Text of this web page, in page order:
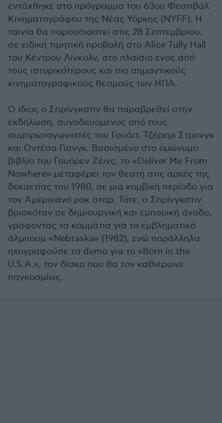
εντάχθηκε στο πρόγραμμα του 63ου Φεστιβάλ
Κινηματογράφου της Νέας Υόρκης (NYFF). Η
ταινία θα παρουσιαστεί στις 28 Σεπτεμβρίου,
σε ειδική τιμητική προβολή στο Alice Tully Hall
του Κέντρου Λίνκολν, στο πλαίσιο ενός από
τους ιστορικότερους και πιο σημαντικούς
κινηματογραφικούς θεσμούς των ΗΠΑ.
Ο ίδιος ο Σπρίνγκστιν θα παραβρεθεί στην
εκδήλωση, συνοδευόμενος από τους
συμπρωταγωνιστές του Γουάιτ, Τζέρεμι Στρονγκ
και Οντέσα Γιανγκ. Βασισμένο στο ομώνυμο
βιβλίο του Γουόρεν Ζέινς, το «Deliver Me From
Nowhere» μεταφέρει τον θεατή στις αρχές της
δεκαετίας του 1980, σε μια κομβική περίοδο για
τον Αμερικανό ροκ σταρ. Τότε, ο Σπρίνγκστιν
βρισκόταν σε δημιουργική και εμπορική άνοδο,
γράφοντας τα κομμάτια για το εμβληματικό
άλμπουμ «Nebraska» (1982), ενώ παράλληλα
ηχογραφούσε τα demo για το «Born in the
U.S.A.», τον δίσκο που θα τον καθιέρωνε
παγκοσμίως.